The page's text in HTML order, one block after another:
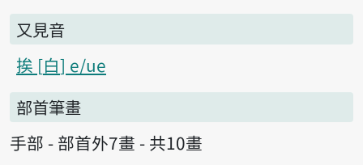
又見音
挨 白 e/ue
部首筆畫
手部 - 部首外7畫 - 共10畫